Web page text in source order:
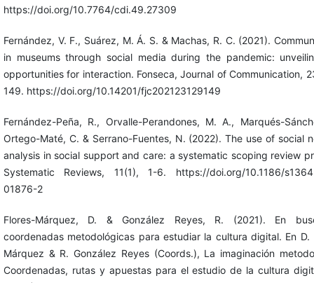
https://doi.org/10.7764/cdi.49.27309
Fernández, V. F., Suárez, M. Á. S. & Machas, R. C. (2021).
in museums through social media during the pandemic:
opportunities for interaction. Fonseca, Journal of Communication,
149. https://doi.org/10.14201/fjc202123129149
Fernández-Peña, R., Orvalle-Perandones, M. A., Marqués-
Ortego-Maté, C. & Serrano-Fuentes, N. (2022). The use of social
analysis in social support and care: a systematic scoping review
Systematic Reviews, 11(1), 1-6. https://doi.org/10.1186/
01876-2
Flores-Márquez, D. & González Reyes, R. (2021). En
coordenadas metodológicas para estudiar la cultura digital. En D.
Márquez & R. González Reyes (Coords.), La imaginación
Coordenadas, rutas y apuestas para el estudio de la cultura